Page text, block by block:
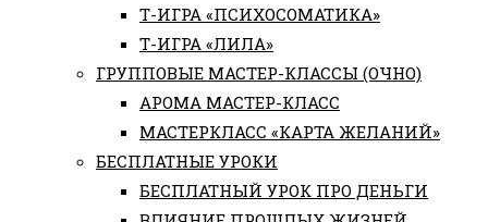
Т-ИГРА «ПСИХОСОМАТИКА»
Т-ИГРА «ЛИЛА»
ГРУППОВЫЕ МАСТЕР-КЛАССЫ (ОЧНО)
АРОМА МАСТЕР-КЛАСС
МАСТЕРКЛАСС «КАРТА ЖЕЛАНИЙ»
БЕСПЛАТНЫЕ УРОКИ
БЕСПЛАТНЫЙ УРОК ПРО ДЕНЬГИ